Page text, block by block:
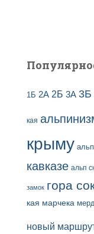
1Б 2А 2Б 3А 3Б
кая
крыму
кавказе альп
замок гора
кая марчека
новый